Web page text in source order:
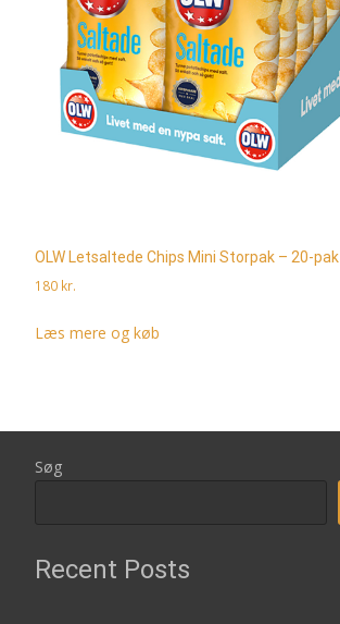
OLW Letsaltede Chips Mini Storpak – 20-pak
180 kr.
Læs mere og køb
Søg
Recent Posts